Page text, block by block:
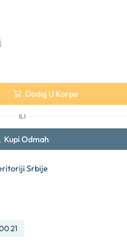
Dodaj U Korpu
ILI
Kupi Odmah
Srbije
21